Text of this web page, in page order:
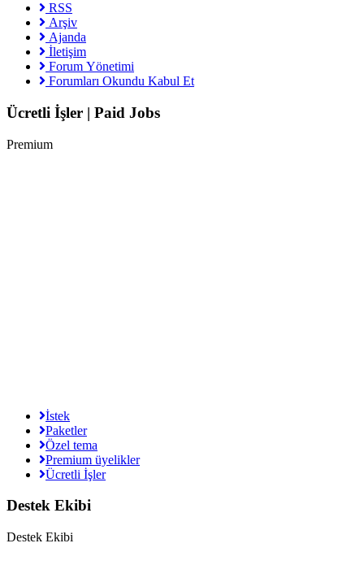
RSS
Arşiv
Ajanda
İletişim
Forum Yönetimi
Forumları Okundu Kabul Et
Ücretli İşler | Paid Jobs
Premium
İstek
Paketler
Özel tema
Premium üyelikler
Ücretli İşler
Destek Ekibi
Destek Ekibi